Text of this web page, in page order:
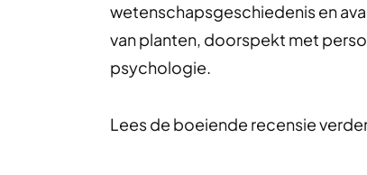
wetenschapsgeschiedenis en
van planten, doorspekt met
psychologie.
Lees de boeiende recensie